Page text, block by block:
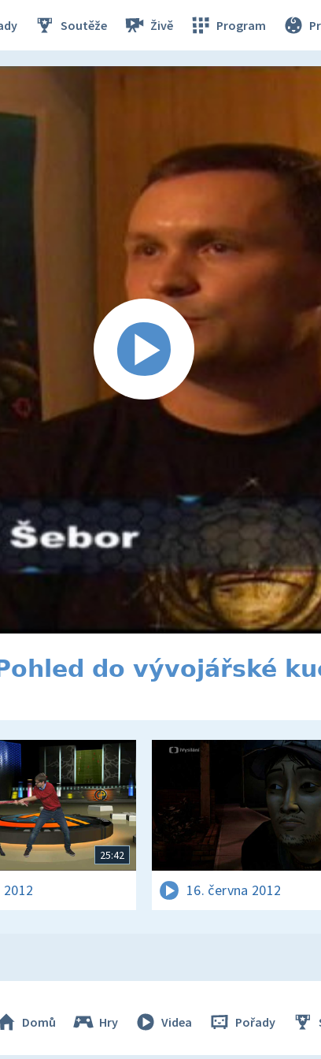
Soutěže Živě Program
do vývojářské
25:42
16. června 2012
Domů Hry Videa Pořady